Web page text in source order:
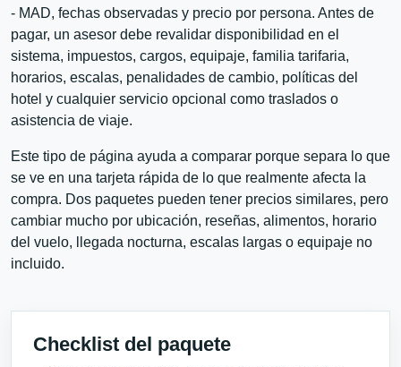
- MAD, fechas observadas y precio por persona. Antes de
pagar, un asesor debe revalidar disponibilidad en el
sistema, impuestos, cargos, equipaje, familia tarifaria,
horarios, escalas, penalidades de cambio, políticas del
hotel y cualquier servicio opcional como traslados o
asistencia de viaje.
Este tipo de página ayuda a comparar porque separa lo que
se ve en una tarjeta rápida de lo que realmente afecta la
compra. Dos paquetes pueden tener precios similares, pero
cambiar mucho por ubicación, reseñas, alimentos, horario
del vuelo, llegada nocturna, escalas largas o equipaje no
incluido.
Checklist del paquete